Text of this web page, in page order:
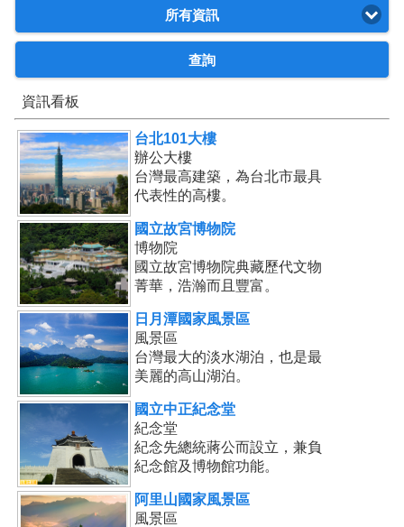
所有資訊
查詢
資訊看板
台北101大樓
辦公大樓
台灣最高建築，為台北市最具
代表性的高樓。
國立故宮博物院
博物院
國立故宮博物院典藏歷代文物
菁華，浩瀚而且豐富。
日月潭國家風景區
風景區
台灣最大的淡水湖泊，也是最
美麗的高山湖泊。
國立中正紀念堂
紀念堂
紀念先總統蔣公而設立，兼負
紀念館及博物館功能。
阿里山國家風景區
風景區